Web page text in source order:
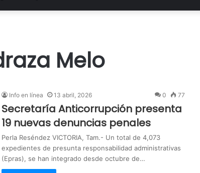
Melo
Info en línea 13 abril, 2026 0 77
Secretaría Anticorrupción presenta
19 nuevas denuncias penales
Perla Reséndez VICTORIA, Tam.- Un total de 4,073
expedientes de presunta responsabilidad administrativas
(Epras), se han integrado desde octubre de…